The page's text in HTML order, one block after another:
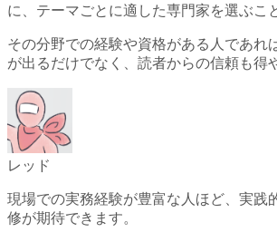
に、テーマごとに適した専門家を選ぶこ
その分野での経験や資格がある人であれ
が出るだけでなく、読者からの信頼も得
レッド
現場での実務経験が豊富な人ほど、実践
修が期待できます。